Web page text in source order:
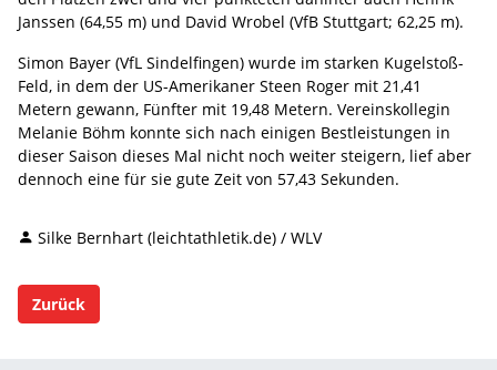
Janssen (64,55 m) und David Wrobel (VfB Stuttgart; 62,25 m).
Simon Bayer (VfL Sindelfingen) wurde im starken Kugelstoß-
Feld, in dem der US-Amerikaner Steen Roger mit 21,41
Metern gewann, Fünfter mit 19,48 Metern. Vereinskollegin
Melanie Böhm konnte sich nach einigen Bestleistungen in
dieser Saison dieses Mal nicht noch weiter steigern, lief aber
dennoch eine für sie gute Zeit von 57,43 Sekunden.
Silke Bernhart (leichtathletik.de) / WLV
Zurück